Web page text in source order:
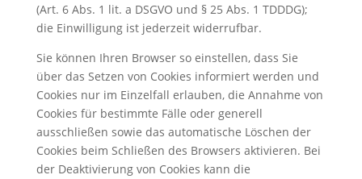
(Art. 6 Abs. 1 lit. a DSGVO und § 25 Abs. 1 TDDDG);
die Einwilligung ist jederzeit widerrufbar.
Sie können Ihren Browser so einstellen, dass Sie
über das Setzen von Cookies informiert werden und
Cookies nur im Einzelfall erlauben, die Annahme von
Cookies für bestimmte Fälle oder generell
ausschließen sowie das automatische Löschen der
Cookies beim Schließen des Browsers aktivieren. Bei
der Deaktivierung von Cookies kann die